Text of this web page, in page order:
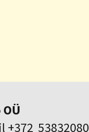
+372 53832080